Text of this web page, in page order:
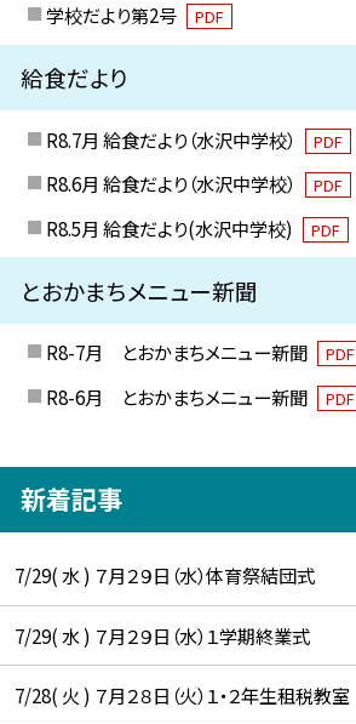
学校だより第2号
PDF
給食だより
R8.7月 給食だより（水沢中学校） PDF
R8.6月 給食だより（水沢中学校）
PDF
R8.5月 給食だより(水沢中学校)
PDF
とおかまちメニュー新聞
R8-7月 とおかまちメニュー新聞 PDF
R8-6月 とおかまちメニュー新聞
PDF
新着記事
7/29( 水 ) ７月２９日（水）体育祭結団式
7/29( 水 ) ７月２９日（水）１学期終業式
7/28( 火 ) ７月２８日（火）１・２年生租税教室